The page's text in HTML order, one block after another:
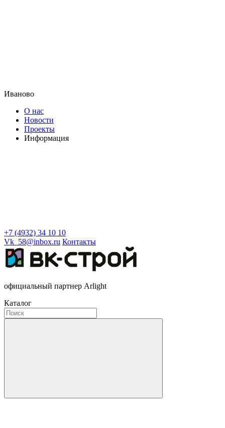
Иваново
О нас
Новости
Проекты
Информация
+7 (4932) 34 10 10
Vk_58@inbox.ru Контакты
официальный партнер Arlight
Каталог